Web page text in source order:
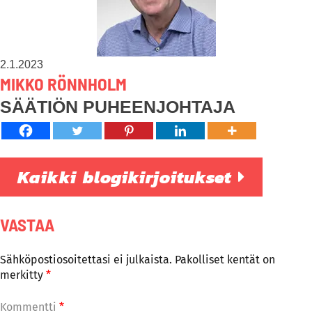
2.1.2023
MIKKO RÖNNHOLM
SÄÄTIÖN PUHEENJOHTAJA
Kaikki blogikirjoitukset
VASTAA
Sähköpostiosoitettasi ei julkaista. Pakolliset kentät on
merkitty *
Kommentti *